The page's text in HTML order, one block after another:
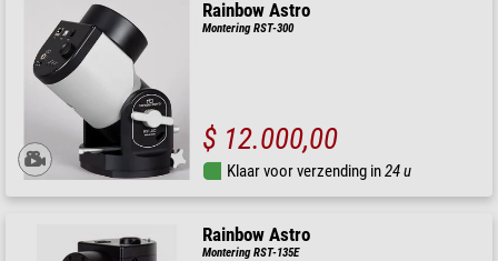
Rainbow Astro
Montering RST-300
$ 12.000,00
Klaar voor verzending in24 u
Rainbow Astro
Montering RST-135E